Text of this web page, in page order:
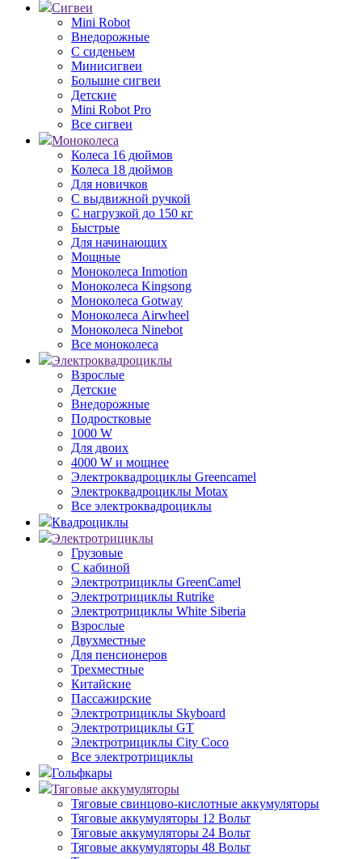
Сигвеи
Mini Robot
Внедорожные
С сиденьем
Минисигвеи
Большие сигвеи
Детские
Mini Robot Pro
Все сигвеи
Моноколеса
Колеса 16 дюймов
Колеса 18 дюймов
Для новичков
С выдвижной ручкой
С нагрузкой до 150 кг
Быстрые
Для начинающих
Мощные
Моноколеса Inmotion
Моноколеса Kingsong
Моноколеса Gotway
Моноколеса Airwheel
Моноколеса Ninebot
Все моноколеса
Электроквадроциклы
Взрослые
Детские
Внедорожные
Подростковые
1000 W
Для двоих
4000 W и мощнее
Электроквадроциклы Greencamel
Электроквадроциклы Motax
Все электроквадроциклы
Квадроциклы
Электротрициклы
Грузовые
С кабиной
Электротрициклы GreenCamel
Электротрициклы Rutrike
Электротрициклы White Siberia
Взрослые
Двухместные
Для пенсионеров
Трехместные
Китайские
Пассажирские
Электротрициклы Skyboard
Электротрициклы GT
Электротрициклы City Coco
Все электротрициклы
Гольфкары
Тяговые аккумуляторы
Тяговые свинцово-кислотные аккумуляторы
Тяговые аккумуляторы 12 Вольт
Тяговые аккумуляторы 24 Вольт
Тяговые аккумуляторы 48 Вольт